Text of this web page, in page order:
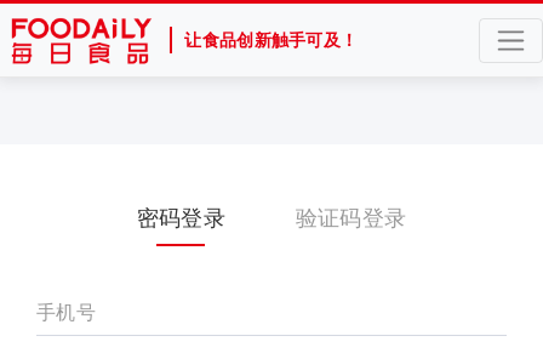
让食品创新触手可及！
密码登录 验证码登录
手机号